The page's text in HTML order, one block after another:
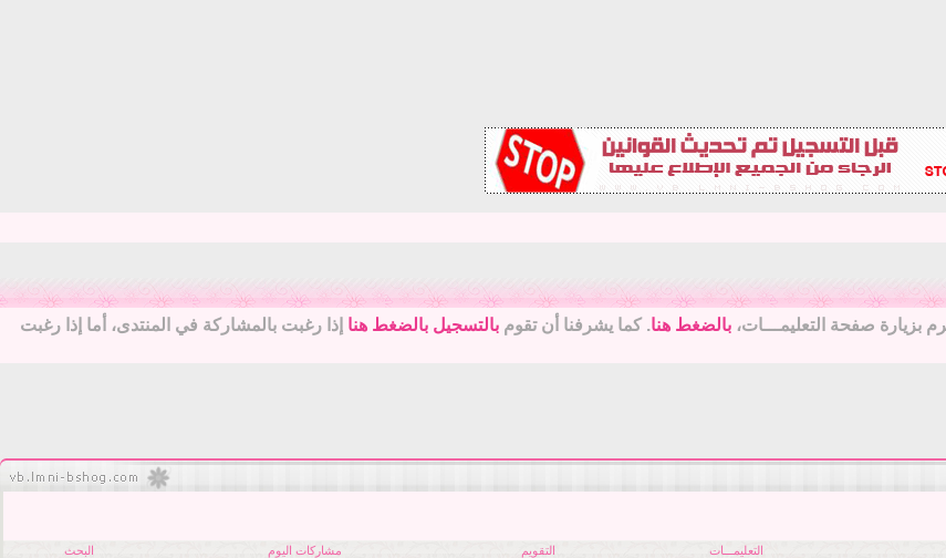
بزيارة صفحة التعليمـــات، بالضغط هنا. كما يشرفنا أن تقوم بالتسجيل بالضغط هنا إذا رغبت بالمشاركة في المنتدى، أما إذا رغبت
التعليمـــات التقويم مشاركات اليوم البحث